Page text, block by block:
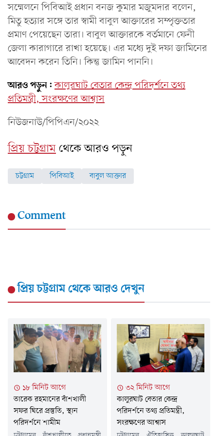
সম্মেলনে পিবিআই প্রধান বনজ কুমার মজুমদার বলেন,
মিতু হত্যার সঙ্গে তার স্বামী বাবুল আক্তারের সম্পৃক্ততার
প্রমাণ পেয়েছেন তারা। বাবুল আক্তারকে বর্তমানে ফেনী
জেলা কারাগারে রাখা হয়েছে। এর মধ্যে দুই দফা জামিনের
আবেদন করেন তিনি। কিন্তু জামিন পাননি।
আরও পড়ুন: কালুরঘাট বেতার কেন্দ্র পরিদর্শনে তথ্য
প্রতিমন্ত্রী, সংরক্ষণের আশ্বাস
নিউজনাউ/পিপিএন/২০২২
প্রিয় চট্টগ্রামথেকে আরও পড়ুন
চট্টগ্রাম পিবিআই বাবুল আক্তার
Comment
প্রিয় চট্টগ্রামথেকে আরও দেখুন
১৮ মিনিট আগে
তারেক রহমানের বাঁশখালী
সফর ঘিরে প্রস্তুতি, স্থান
পরিদর্শনে শামীম
৩২ মিনিট আগে
কালুরঘাট বেতার কেন্দ্র
পরিদর্শনে তথ্য প্রতিমন্ত্রী,
সংরক্ষণের আশ্বাস